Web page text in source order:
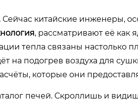
китайские инженеры,
, рассматривают её как
тепла связаны настолько
на подогрев воздуха для
которые они
печей. Скроллишь и